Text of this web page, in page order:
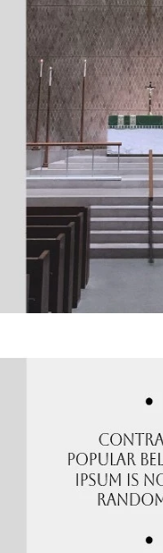
sondern auch so viele
kostenlos zu
Brochure-Template.
Menschen wichtig ist,
Slides.